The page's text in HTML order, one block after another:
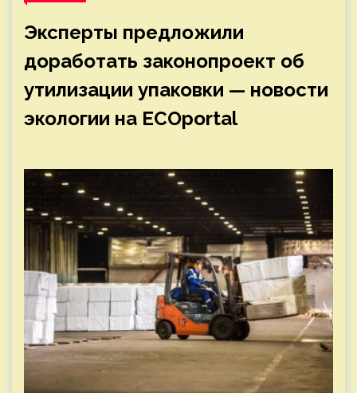
Эксперты предложили
доработать законопроект об
утилизации упаковки — новости
экологии на ECOportal